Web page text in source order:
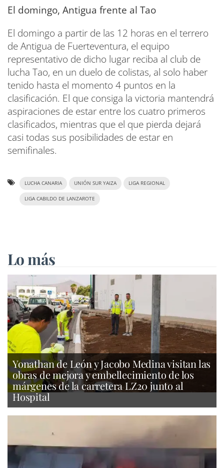
El domingo, Antigua frente al Tao
El domingo a partir de las 12 horas en el terrero
de Antigua de Fuerteventura, el equipo
representativo de dicho lugar reciba al club de
lucha Tao, en un duelo de colistas, al solo haber
tenido hasta el momento 4 puntos en la
clasificación. El que consiga la victoria mantendrá
aspiraciones de estar entre los cuatro primeros
clasificados, mientras que el que pierda dejará
casi todas sus posibilidades de estar en
semifinales.
LUCHA CANARIA UNIÓN SUR YAIZA LIGA REGIONAL
LIGA CABILDO DE LANZAROTE
Lo más
Yonathan de León y Jacobo Medina visitan las
obras de mejora y embellecimiento de los
márgenes de la carretera LZ20 junto al
Hospital